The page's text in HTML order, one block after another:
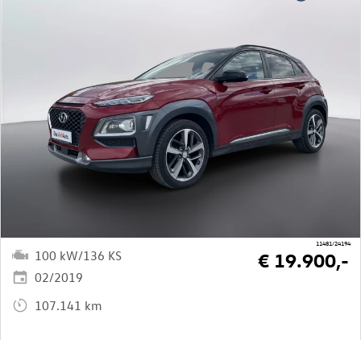
11481/24194
100 kW/136 KS
02/2019
107.141 km
€ 19.900,-